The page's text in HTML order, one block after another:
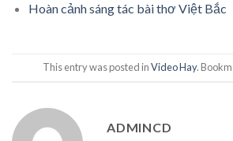
Hoàn cảnh sáng tác bài thơ Việt Bắc
This entry was posted inVideo Hay.
ADMINCD